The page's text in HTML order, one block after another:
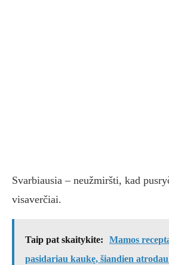
Svarbiausia – neužmiršti, kad
visaverčiai.
Taip pat skaitykite:
Mamos
pasidariau kaukę, šiandien